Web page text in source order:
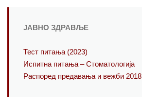
ЈАВНО ЗДРАВЉЕ
Тест питања (2023)
Испитна питања – Стоматологија
Распоред предавања и вежби 2018